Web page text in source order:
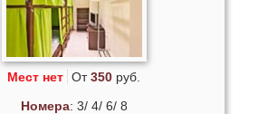
Мест нет От350 руб.
Номера: 3/ 4/ 6/ 8